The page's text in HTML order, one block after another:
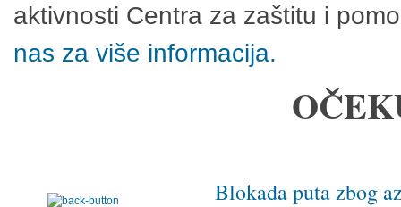
aktivnosti Centra za zaštitu i
nas za više informacija.
Blokada puta zbog